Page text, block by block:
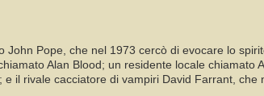
John Pope, che nel 1973 cercò di evocare lo
Alan Blood; un residente locale
e il rivale cacciatore di vampiri David Farrant,